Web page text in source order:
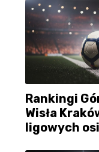
Rankingi
Wisła
ligowych